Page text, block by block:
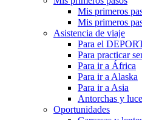
Mis primeros
Mis primeros
Asistencia de viaje
Para el
Para practicar
Para ir a África
Para ir a Alaska
Para ir a Asia
Antorchas y
Oportunidades